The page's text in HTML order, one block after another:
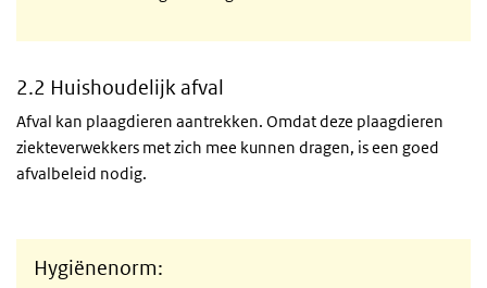
2.2 Huishoudelijk afval
Afval kan plaagdieren aantrekken. Omdat deze plaagdieren
ziekteverwekkers met zich mee kunnen dragen, is een goed
afvalbeleid nodig.
Hygiënenorm: